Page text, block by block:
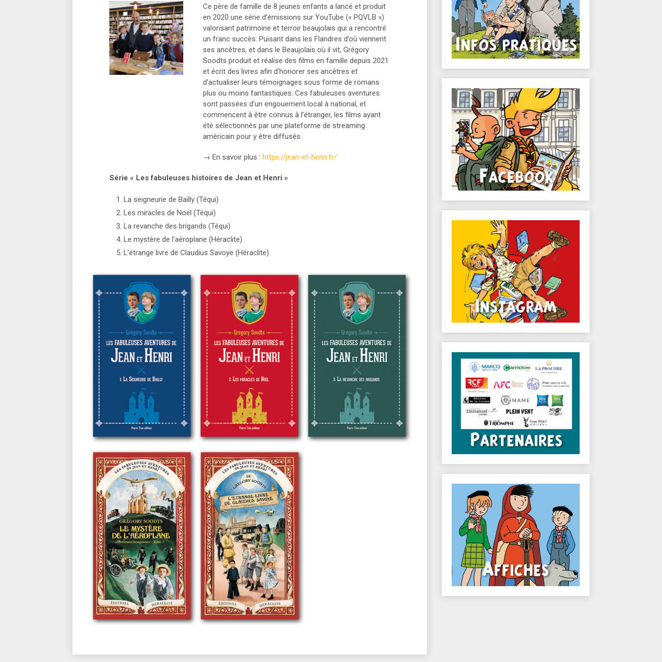
Ce père de famille de 8 jeunes enfants a lancé et produit
en 2020 une série d’émissions sur YouTube (« PQVLB »)
valorisant patrimoine et terroir beaujolais qui a rencontré
un franc succès. Puisant dans les Flandres d’où viennent
ses ancêtres, et dans le Beaujolais où il vit, Grégory
Soodts produit et réalise des films en famille depuis 2021
et écrit des livres afin d’honorer ses ancêtres et
d’actualiser leurs témoignages sous forme de romans
plus ou moins fantastiques. Ces fabuleuses aventures
sont passées d’un engouement local à national, et
commencent à être connus à l’étranger, les films ayant
été sélectionnés par une plateforme de streaming
américain pour y être diffusés.
→ En savoir plus : https://jean-et-henri.fr/
Série « Les fabuleuses histoires de Jean et Henri »
La seigneurie de Bailly (Téqui)
Les miracles de Noël (Téqui)
La revanche des brigands (Téqui)
Le mystère de l’aéroplane (Héraclite)
L’étrange livre de Claudius Savoye (Héraclite)